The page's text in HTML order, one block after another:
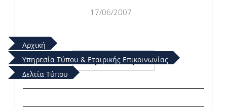
Αρχική
Υπηρεσία Τύπου & Εταιρικής Επικοινωνίας
Δελτία Τύπου
17/06/2007
Περισσότερα